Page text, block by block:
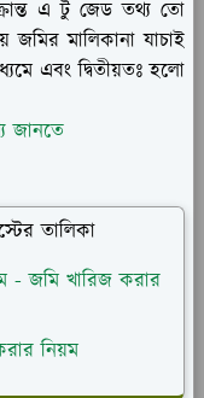
এ টু জেড তথ্য তো
জমির মালিকানা যাচাই
এবং দ্বিতীয়তঃ হলো
জানতে
তালিকা
- জমি খারিজ করার
নিয়ম